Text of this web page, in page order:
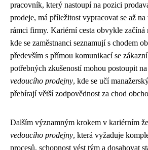
pracovník, který nastoupí na pozici
prodeje, má příležitost vypracovat se až
rámci firmy. Kariérní cesta obvykle začíná
kde se zaměstnanci seznamují s chodem
především s přímou komunikací se
potřebných zkušeností mohou postoupit
vedoucího prodejny, kde se učí
přebírají větší zodpovědnost za chod
Dalším významným krokem v kariérním
vedoucího prodejny, která vyžaduje
procesů, schopnost vést tým a dosahovat